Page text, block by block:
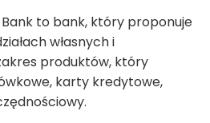
to bank, który proponuje
własnych i
produktów, który
karty kredytowe,